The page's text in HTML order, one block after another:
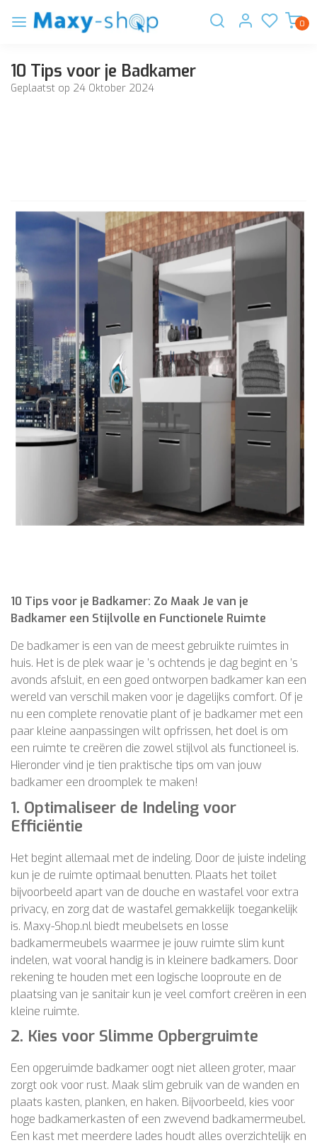
0
10 Tips voor je Badkamer
Geplaatst op 24 Oktober 2024
10 Tips voor je Badkamer: Zo Maak Je van je
Badkamer een Stijlvolle en Functionele Ruimte
De badkamer is een van de meest gebruikte ruimtes in
huis. Het is de plek waar je ’s ochtends je dag begint en ’s
avonds afsluit, en een goed ontworpen badkamer kan een
wereld van verschil maken voor je dagelijks comfort. Of je
nu een complete renovatie plant of je badkamer met een
paar kleine aanpassingen wilt opfrissen, het doel is om
een ruimte te creëren die zowel stijlvol als functioneel is.
Hieronder vind je tien praktische tips om van jouw
badkamer een droomplek te maken!
1. Optimaliseer de Indeling voor
Efficiëntie
Het begint allemaal met de indeling. Door de juiste indeling
kun je de ruimte optimaal benutten. Plaats het toilet
bijvoorbeeld apart van de douche en wastafel voor extra
privacy, en zorg dat de wastafel gemakkelijk toegankelijk
is. Maxy-Shop.nl biedt meubelsets en losse
badkamermeubels waarmee je jouw ruimte slim kunt
indelen, wat vooral handig is in kleinere badkamers. Door
rekening te houden met een logische looproute en de
plaatsing van je sanitair kun je veel comfort creëren in een
kleine ruimte.
2. Kies voor Slimme Opbergruimte
Een opgeruimde badkamer oogt niet alleen groter, maar
zorgt ook voor rust. Maak slim gebruik van de wanden en
plaats kasten, planken, en haken. Bijvoorbeeld, kies voor
hoge badkamerkasten of een zwevend badkamermeubel.
Een kast met meerdere lades houdt alles overzichtelijk en